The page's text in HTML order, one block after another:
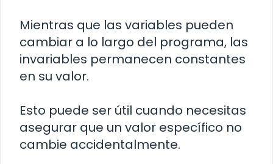
Mientras que las variables pueden
cambiar a lo largo del programa, las
invariables permanecen constantes
en su valor.
Esto puede ser útil cuando necesitas
asegurar que un valor específico no
cambie accidentalmente.